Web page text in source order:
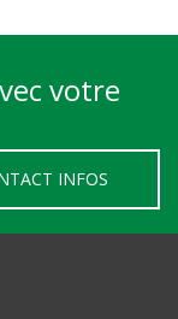
votre
INFOS